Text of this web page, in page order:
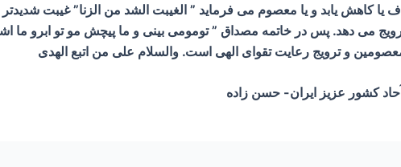
یابد و یا معصوم می فرماید ” الغیبت الشد من الزنا” غیبت شدیدتر
می دهد. پس در خاتمه مصداق ” تومومی بینی و ما پیچش مو تو ابرو ما
و ترویج رعایت تقوای الهی است. والسلام علی من اتبع الهدی
کشور عزیز ایران- حسن زاده